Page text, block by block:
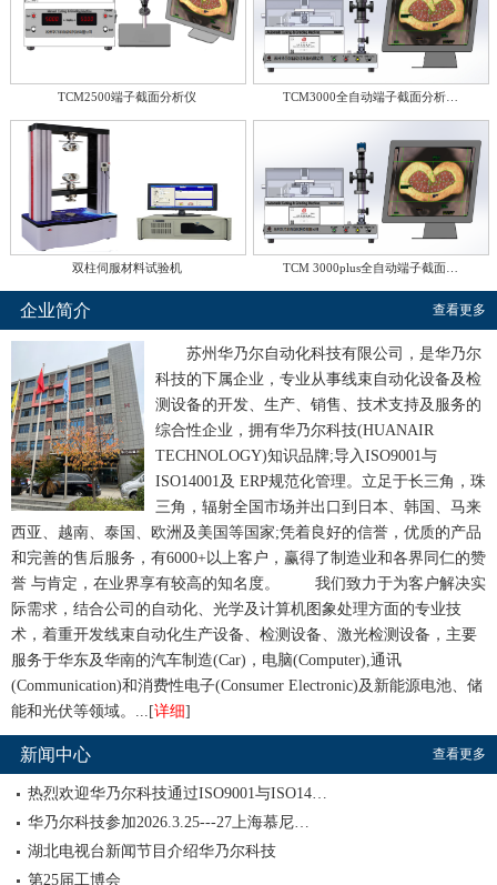
TCM2500端子截面分析仪 TCM3000全自动端子截面分析…
双柱伺服材料试验机 TCM 3000plus全自动端子截面…
企业简介 查看更多
苏州华乃尔自动化科技有限公司，是华乃尔
科技的下属企业，专业从事线束自动化设备及检
测设备的开发、生产、销售、技术支持及服务的
综合性企业，拥有华乃尔科技(HUANAIR
TECHNOLOGY)知识品牌;导入ISO9001与
ISO14001及 ERP规范化管理。立足于长三角，珠
三角，辐射全国市场并出口到日本、韩国、马来
西亚、越南、泰国、欧洲及美国等国家;凭着良好的信誉，优质的产品
和完善的售后服务，有6000+以上客户，赢得了制造业和各界同仁的赞
誉 与肯定，在业界享有较高的知名度。
我们致力于为客户解决实
际需求，结合公司的自动化、光学及计算机图象处理方面的专业技
术，着重开发线束自动化生产设备、检测设备、激光检测设备，主要
服务于华东及华南的汽车制造(Car)，电脑(Computer),通讯
(Communication)和消费性电子(Consumer Electronic)及新能源电池、储
能和光伏等领域。...[详细]
新闻中心 查看更多
热烈欢迎华乃尔科技通过ISO9001与ISO14…
华乃尔科技参加2026.3.25---27上海慕尼…
湖北电视台新闻节目介绍华乃尔科技
第25届工博会